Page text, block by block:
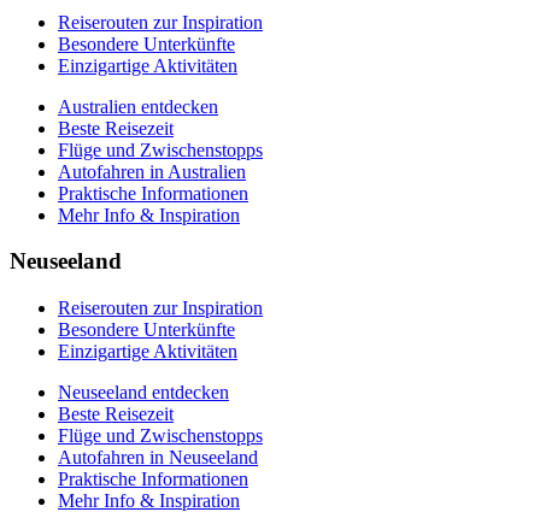
Reiserouten zur Inspiration
Besondere Unterkünfte
Einzigartige Aktivitäten
Australien entdecken
Beste Reisezeit
Flüge und Zwischenstopps
Autofahren in Australien
Praktische Informationen
Mehr Info & Inspiration
Neuseeland
Reiserouten zur Inspiration
Besondere Unterkünfte
Einzigartige Aktivitäten
Neuseeland entdecken
Beste Reisezeit
Flüge und Zwischenstopps
Autofahren in Neuseeland
Praktische Informationen
Mehr Info & Inspiration